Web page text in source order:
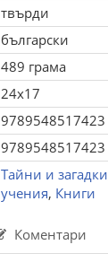
твърди
български
489 грама
24x17
9789548517423
9789548517423
Тайни и загадки
учения, Книги
Коментари